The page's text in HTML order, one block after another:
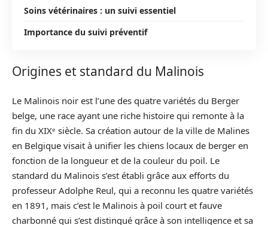
Soins vétérinaires : un suivi essentiel
Importance du suivi préventif
Origines et standard du Malinois
Le Malinois noir est l’une des quatre variétés du Berger
belge, une race ayant une riche histoire qui remonte à la
fin du XIXᵉ siècle. Sa création autour de la ville de Malines
en Belgique visait à unifier les chiens locaux de berger en
fonction de la longueur et de la couleur du poil. Le
standard du Malinois s’est établi grâce aux efforts du
professeur Adolphe Reul, qui a reconnu les quatre variétés
en 1891, mais c’est le Malinois à poil court et fauve
charbonné qui s’est distingué grâce à son intelligence et sa